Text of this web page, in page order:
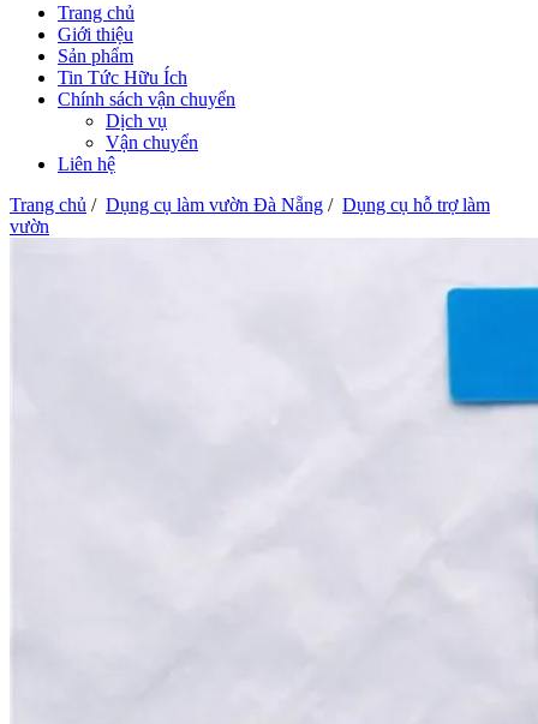
Trang chủ
Giới thiệu
Sản phẩm
Tin Tức Hữu Ích
Chính sách vận chuyển
Dịch vụ
Vận chuyển
Liên hệ
Trang chủ / Dụng cụ làm vườn Đà Nẵng / Dụng cụ hỗ trợ làm
vườn